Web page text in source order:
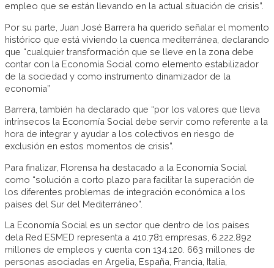
empleo que se están llevando en la actual situación de crisis”.
Por su parte, Juan José Barrera ha querido señalar el momento
histórico que está viviendo la cuenca mediterránea, declarando
que “cualquier transformación que se lleve en la zona debe
contar con la Economía Social como elemento estabilizador
de la sociedad y como instrumento dinamizador de la
economía”
Barrera, también ha declarado que “por los valores que lleva
intrínsecos la Economía Social debe servir como referente a la
hora de integrar y ayudar a los colectivos en riesgo de
exclusión en estos momentos de crisis”.
Para finalizar, Florensa ha destacado a la Economía Social
como “solución a corto plazo para facilitar la superación de
los diferentes problemas de integración económica a los
países del Sur del Mediterráneo”.
La Economía Social es un sector que dentro de los países
dela Red ESMED representa a 410.781 empresas, 6.222.892
millones de empleos y cuenta con 134.120. 663 millones de
personas asociadas en Argelia, España, Francia, Italia,